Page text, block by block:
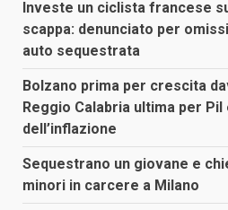
Investe un ciclista francese
scappa: denunciato per
auto sequestrata
Bolzano prima per crescita
Reggio Calabria ultima per Pil
dell’inflazione
Sequestrano un giovane e
minori in carcere a Milano